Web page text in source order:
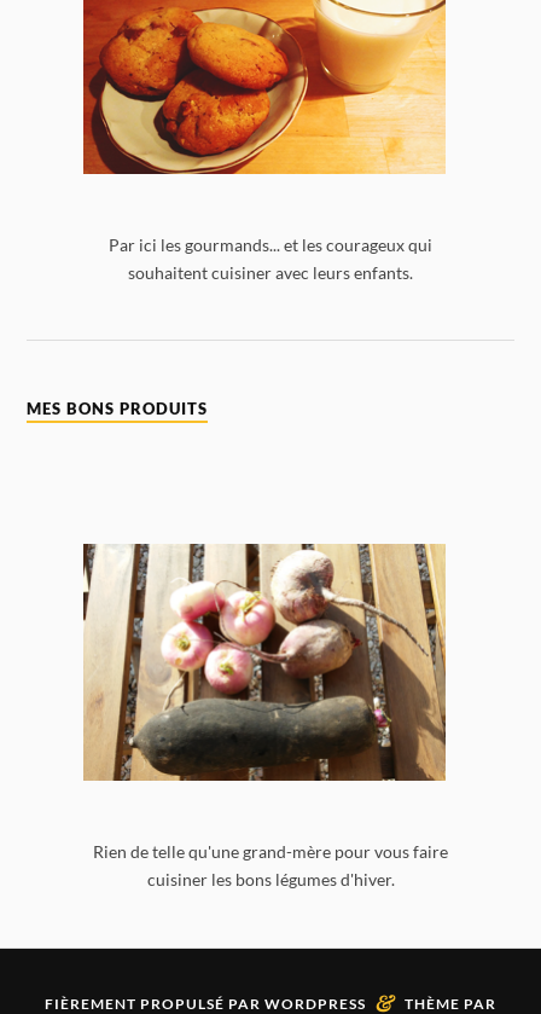
Par ici les gourmands... et les courageux qui
souhaitent cuisiner avec leurs enfants.
MES BONS PRODUITS
Rien de telle qu'une grand-mère pour vous faire
cuisiner les bons légumes d'hiver.
FIÈREMENT PROPULSÉ PAR WORDPRESS & THÈME PAR